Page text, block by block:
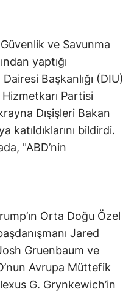
ve Savunma
yaptığı
Başkanlığı (DIU)
Partisi
Dışişleri Bakan
katıldıklarını bildirdi.
"ABD’nin
Orta Doğu Özel
Jared
Gruenbaum ve
Avrupa Müttefik
G. Grynkewich’in